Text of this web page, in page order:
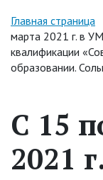
Главная страница
марта 2021 г. в
квалификации
образовании.
С 15
2021